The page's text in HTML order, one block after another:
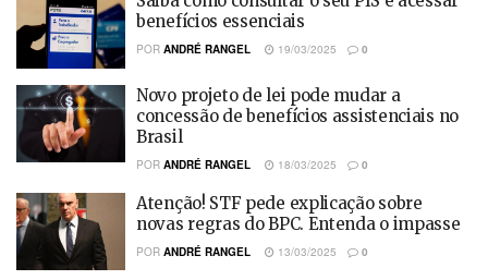
benefícios essenciais
POR ANDRÉ RANGEL 19/03/2025 0
Novo projeto de lei pode mudar a
concessão de benefícios assistenciais no
Brasil
POR ANDRÉ RANGEL 18/03/2025 0
Atenção! STF pede explicação sobre
novas regras do BPC. Entenda o impasse
POR ANDRÉ RANGEL 13/03/2025 0